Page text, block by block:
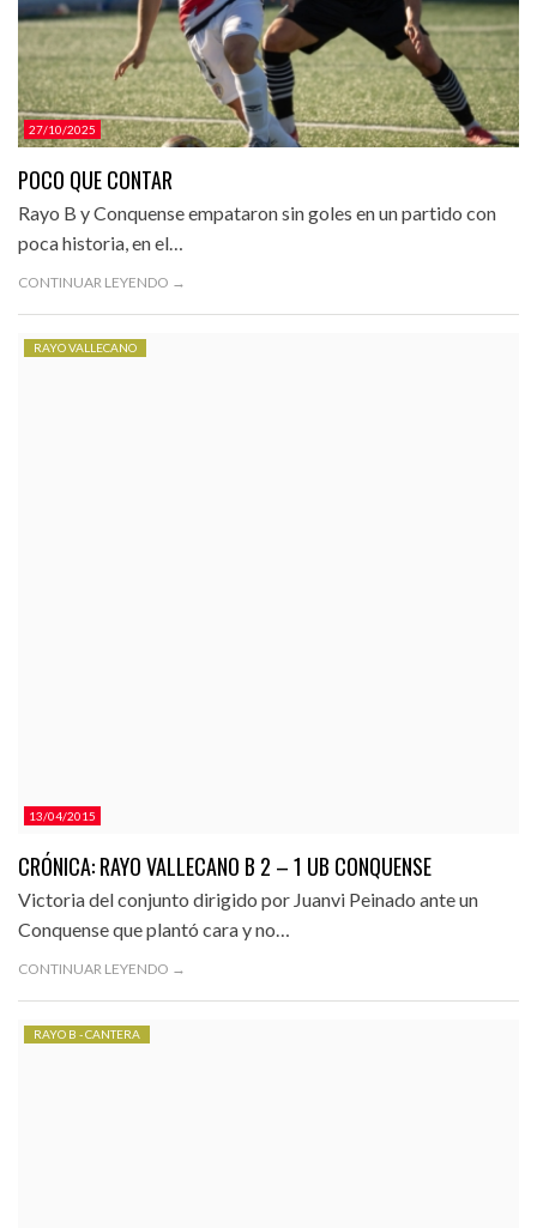
27/10/2025
POCO QUE CONTAR
Rayo B y Conquense empataron sin goles en un partido con
poca historia, en el…
CONTINUAR LEYENDO →
13/04/2015
RAYO VALLECANO
CRÓNICA: RAYO VALLECANO B 2 – 1 UB CONQUENSE
Victoria del conjunto dirigido por Juanvi Peinado ante un
Conquense que plantó cara y no…
CONTINUAR LEYENDO →
RAYO B - CANTERA